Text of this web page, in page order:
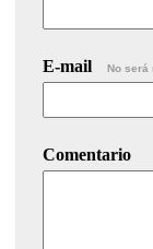
E-mail No será
Comentario